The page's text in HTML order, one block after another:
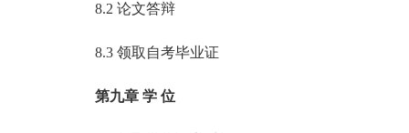
8.2 论文答辩
8.3 领取自考毕业证
第九章 学 位